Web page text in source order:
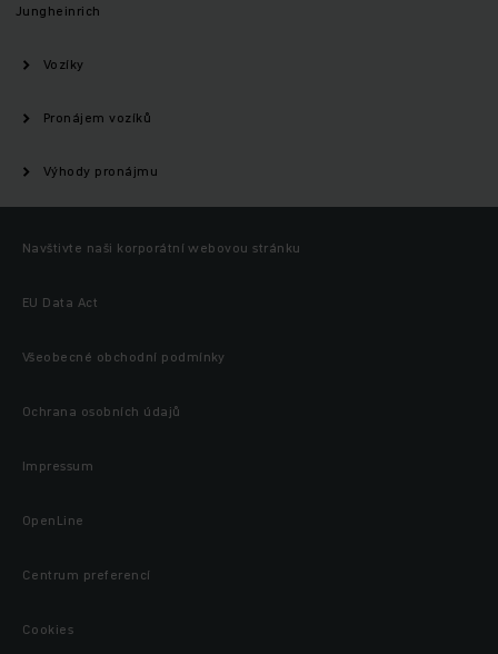
Jungheinrich
Vozíky
Pronájem vozíků
Výhody pronájmu
Navštivte naši korporátní webovou stránku
EU Data Act
Všeobecné obchodní podmínky
Ochrana osobních údajů
Impressum
OpenLine
Centrum preferencí
Cookies